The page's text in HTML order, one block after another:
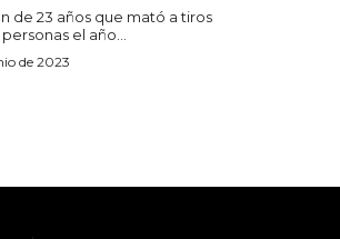
de 23 años que mató a tiros
el año...
de 2023